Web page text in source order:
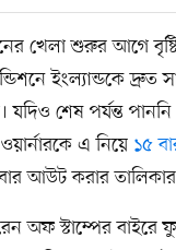
খেলা শুরুর আগে
ইংল্যান্ডকে দ্রুত
যদিও শেষ পর্যন্ত
এ নিয়ে ১৫
আউট করার
অফ স্টাম্পের বাইরে